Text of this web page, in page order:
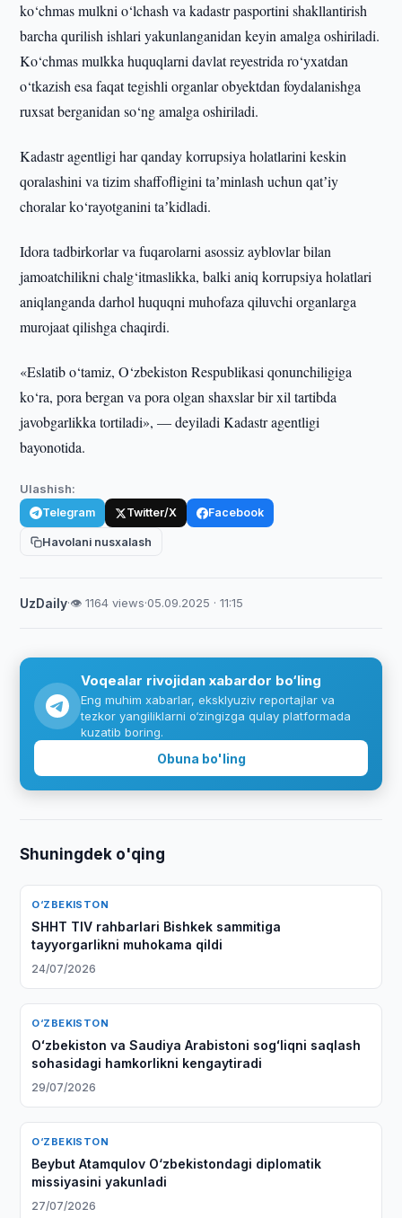
ko‘chmas mulkni o‘lchash va kadastr pasportini shakllantirish
barcha qurilish ishlari yakunlanganidan keyin amalga oshiriladi.
Ko‘chmas mulkka huquqlarni davlat reyestrida ro‘yxatdan
o‘tkazish esa faqat tegishli organlar obyektdan foydalanishga
ruxsat berganidan so‘ng amalga oshiriladi.
Kadastr agentligi har qanday korrupsiya holatlarini keskin
qoralashini va tizim shaffofligini taʼminlash uchun qatʼiy
choralar ko‘rayotganini taʼkidladi.
Idora tadbirkorlar va fuqarolarni asossiz ayblovlar bilan
jamoatchilikni chalg‘itmaslikka, balki aniq korrupsiya holatlari
aniqlanganda darhol huquqni muhofaza qiluvchi organlarga
murojaat qilishga chaqirdi.
«Eslatib o‘tamiz, O‘zbekiston Respublikasi qonunchiligiga
ko‘ra, pora bergan va pora olgan shaxslar bir xil tartibda
javobgarlikka tortiladi», — deyiladi Kadastr agentligi
bayonotida.
Ulashish:
Telegram Twitter/X Facebook
Havolani nusxalash
UzDaily·👁 1164 views·05.09.2025 · 11:15
Voqealar rivojidan xabardor bo‘ling
Eng muhim xabarlar, eksklyuziv reportajlar va
tezkor yangiliklarni o‘zingizga qulay platformada
kuzatib boring.
Obuna bo'ling
Shuningdek o'qing
O‘ZBEKISTON
SHHT TIV rahbarlari Bishkek sammitiga
tayyorgarlikni muhokama qildi
24/07/2026
O‘ZBEKISTON
Oʻzbekiston va Saudiya Arabistoni sogʻliqni saqlash
sohasidagi hamkorlikni kengaytiradi
29/07/2026
O‘ZBEKISTON
Beybut Atamqulov O‘zbekistondagi diplomatik
missiyasini yakunladi
27/07/2026